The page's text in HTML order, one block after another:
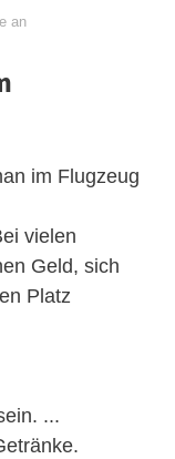
an
im Flugzeug
vielen
Geld, sich
Platz
...